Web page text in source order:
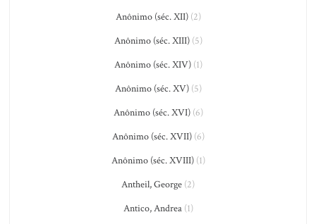
Anônimo (séc. XII)(2)
Anônimo (séc. XIII)(5)
Anônimo (séc. XIV)(1)
Anônimo (séc. XV)(5)
Anônimo (séc. XVI)(6)
Anônimo (séc. XVII)(6)
Anônimo (séc. XVIII)(1)
Antheil, George (2)
Antico, Andrea(1)